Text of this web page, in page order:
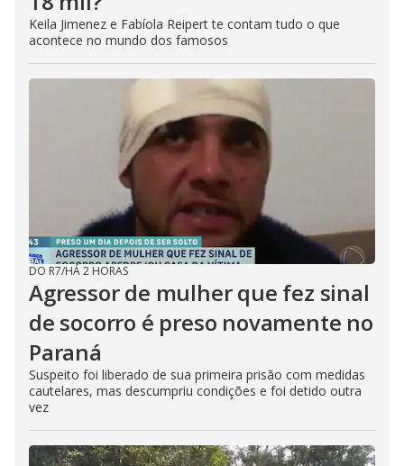
Keila Jimenez e Fabíola Reipert te contam tudo o que
acontece no mundo dos famosos
DO R7/HÁ 2 HORAS
Agressor de mulher que fez sinal
de socorro é preso novamente no
Paraná
Suspeito foi liberado de sua primeira prisão com medidas
cautelares, mas descumpriu condições e foi detido outra
vez